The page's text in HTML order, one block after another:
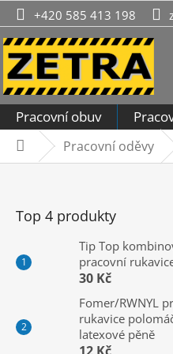
Přejít
na
obsah
+420 585 413 198
Pracovní obuv
DomůPracovní oděvy
Top 4 produkty
Tip Top
pracovní
30 Kč
Fomer/RWNYL
rukavice
latexové pěně